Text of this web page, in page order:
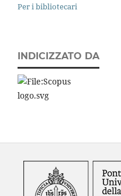
Per i bibliotecari
INDICIZZATO DA